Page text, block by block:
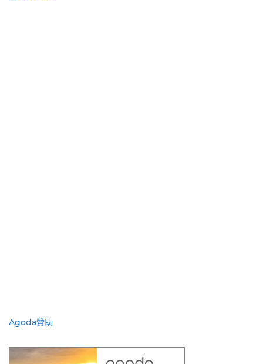
Agoda贊助